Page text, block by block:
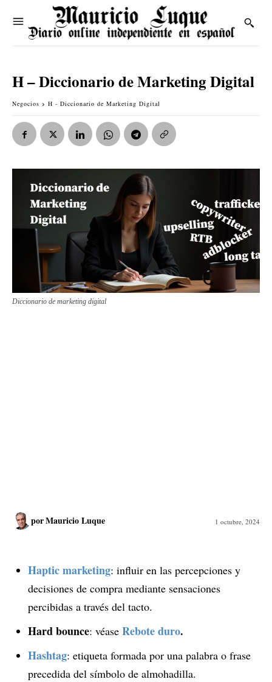
H – Diccionario de Marketing Digital
Negocios H - Diccionario de Marketing Digital
Diccionario de marketing digital
porMauricio Luque 1 octubre, 2024
Haptic marketing: influir en las percepciones y
decisiones de compra mediante sensaciones
percibidas a través del tacto.
Hard bounce: véase Rebote duro.
Hashtag: etiqueta formada por una palabra o frase
precedida del símbolo de almohadilla.